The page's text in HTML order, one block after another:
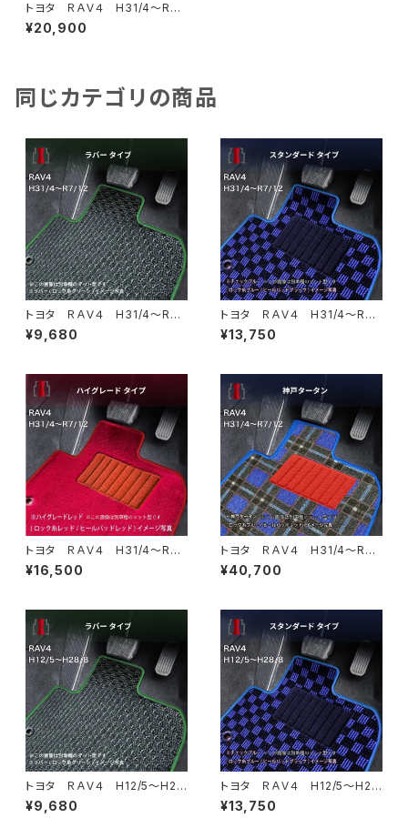
トヨタ ＲＡＶ４ H31/4〜R7/
12 50系 フロアマット一式
カーマット スペシャルタイプ
¥20,900
同じカテゴリの商品
トヨタ ＲＡＶ４ H31/4〜R7/
12 50系 MXAA52・MXAA5
4・AXAH52・AXAH54・AXAP5
¥9,680
トヨタ ＲＡＶ４ H31/4〜R7/
12 50系 MXAA52・MXAA5
4・AXAH52・AXAH54・AXAP5
¥13,750
トヨタ ＲＡＶ４ H31/4〜R7/
12 50系 MXAA52・MXAA5
4・AXAH52・AXAH54・AXAP5
¥16,500
トヨタ ＲＡＶ４ H31/4〜R7/
12 50系 フロアマット一式
カーマット 神戸タータン 特
¥40,700
トヨタ ＲＡＶ４ H12/5〜H2
8/8 20/30系 フロアマット
一式 カーマット 防水 ラバ
¥9,680
トヨタ ＲＡＶ４ H12/5〜H2
8/8 20/30系 フロアマット
一式 カーマット スタンダード
¥13,750